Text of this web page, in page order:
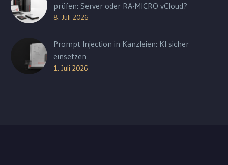
prüfen: Server oder RA-MICRO vCloud?
8. Juli 2026
Prompt Injection in Kanzleien: KI sicher
einsetzen
1. Juli 2026